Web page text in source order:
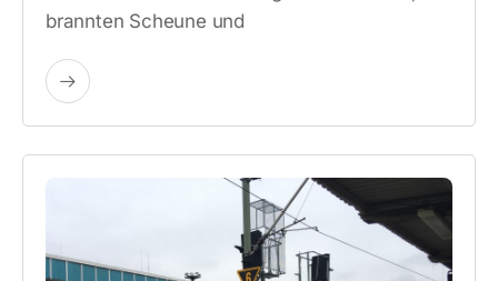
brannten Scheune und